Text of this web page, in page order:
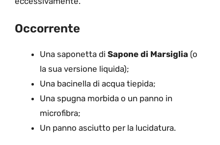
Occorrente
Una saponetta di Sapone di Marsiglia (o
la sua versione liquida);
Una bacinella di acqua tiepida;
Una spugna morbida o un panno in
microfibra;
Un panno asciutto per la lucidatura.